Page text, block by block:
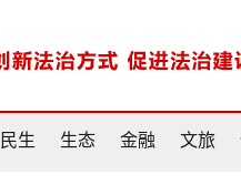
民生 生态 金融 文旅